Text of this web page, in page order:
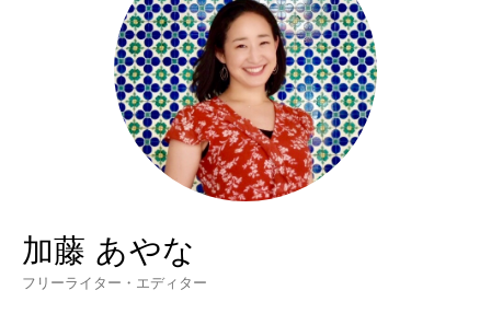
どこ行く？
FORTUNE
明日のわたし
[12星座別] Weekly Holoscope
女神まり愛のタロットメッセージ
加藤 あやな
フリーライター・エディター